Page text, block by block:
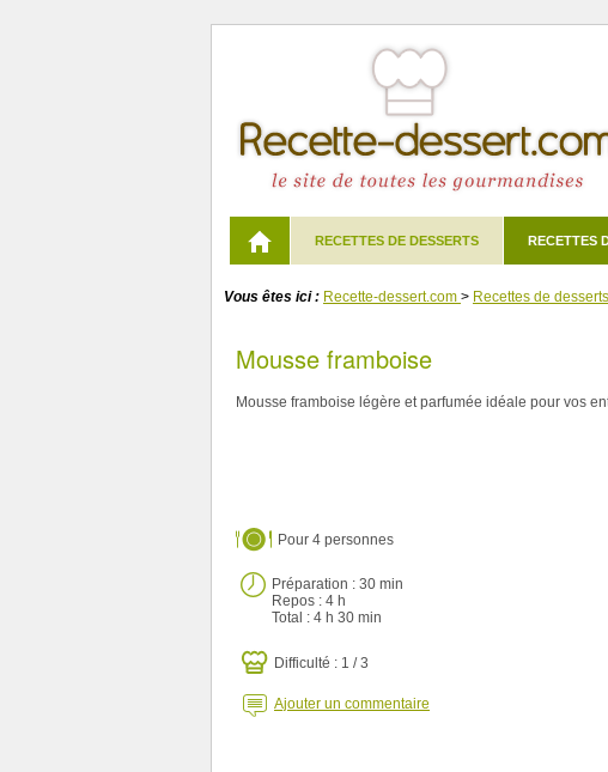
RECETTES DE DESSERTS RECETTES
Vous êtes ici : Recette-dessert.com > Recettes de desserts
Mousse framboise
Mousse framboise légère et parfumée idéale pour vos
Pour 4 personnes
Préparation : 30 min
Repos : 4 h
Total : 4 h 30 min
Difficulté : 1 / 3
Ajouter un commentaire